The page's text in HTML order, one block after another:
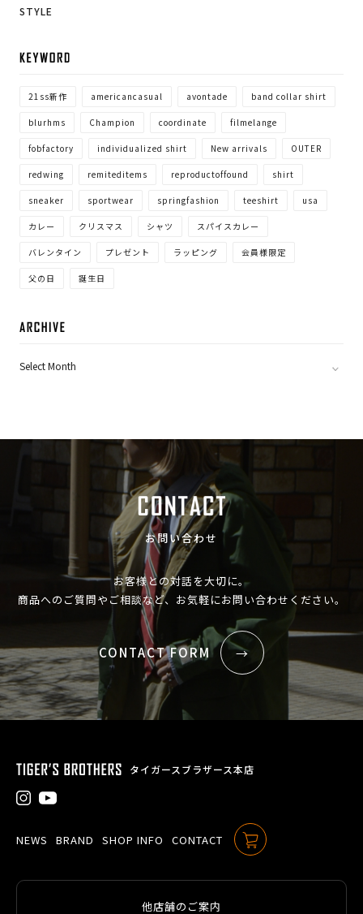
STYLE
21ss新作 americancasual avontade band collar shirt
blurhms Champion coordinate filmelange
fobfactory individualized shirt New arrivals OUTER
redwing remiteditems reproductoffound shirt
sneaker sportwear springfashion teeshirt usa
カレー クリスマス シャツ スパイスカレー
バレンタイン プレゼント ラッピング 会員様限定
父の日 誕生日
お問い合わせ
お客様との対話を大切に。
商品へのご質問やご相談など、お気軽にお問い合わせください。
CONTACT FORM
タイガースブラザース本店
NEWS BRAND SHOP INFO CONTACT ONLINE SHOP
他店舗のご案内